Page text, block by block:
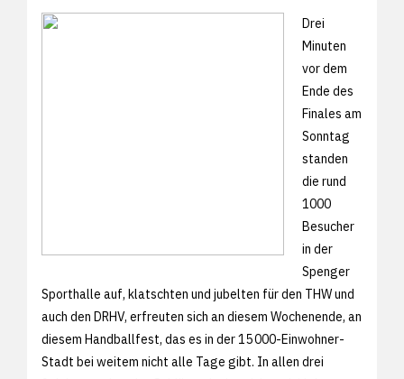
Drei
Minuten
vor dem
Ende des
Finales am
Sonntag
standen
die rund
1000
Besucher
in der
Spenger
Sporthalle auf, klatschten und jubelten für den THW und
auch den DRHV, erfreuten sich an diesem Wochenende, an
diesem Handballfest, das es in der 15 000-Einwohner-
Stadt bei weitem nicht alle Tage gibt. In allen drei